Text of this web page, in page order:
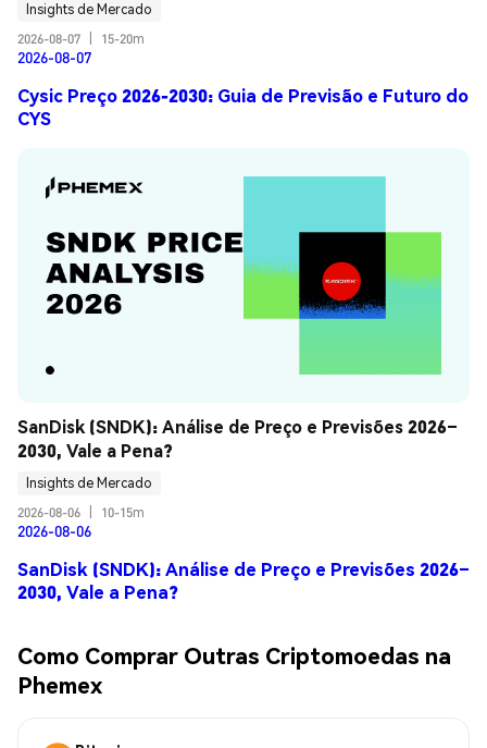
Insights de Mercado
2026-08-07
15-20m
2026-08-07
Cysic Preço 2026-2030: Guia de Previsão e Futuro do
CYS
SanDisk (SNDK): Análise de Preço e Previsões 2026–
2030, Vale a Pena?
Insights de Mercado
2026-08-06
10-15m
2026-08-06
SanDisk (SNDK): Análise de Preço e Previsões 2026–
2030, Vale a Pena?
Como Comprar Outras Criptomoedas na
Phemex